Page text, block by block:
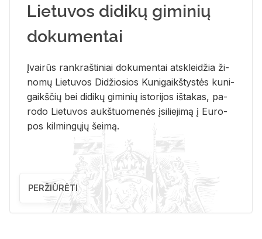
Lietuvos didikų giminių
dokumentai
Įvai­rūs rank­raš­ti­niai do­ku­men­tai at­sklei­džia ži­
no­mų Lie­tu­vos Di­džio­sios Ku­ni­gaikš­tys­tės ku­ni­
gaikš­čių bei di­di­kų gi­mi­nių is­to­ri­jos iš­ta­kas, pa­
ro­do Lie­tu­vos aukš­tuo­me­nės įsi­lie­ji­mą į Eu­ro­
pos kil­min­gų­jų šei­mą.
PERŽIŪRĖTI